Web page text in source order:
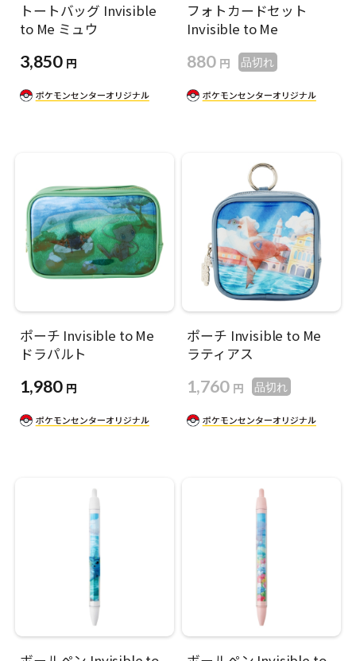
トートバッグ Invisible
to Me ミュウ
3,850 円
フォトカードセット
Invisible to Me
880 円 品切れ
ポーチ Invisible to Me
ドラパルト
1,980 円
ポーチ Invisible to Me
ラティアス
1,760 円 品切れ